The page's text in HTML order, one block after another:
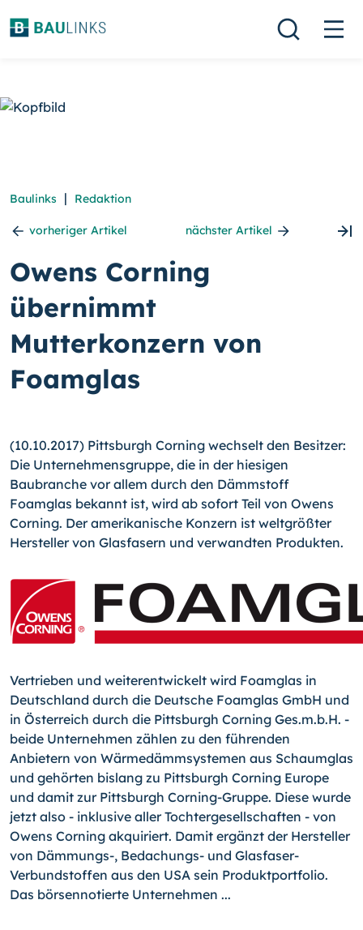
Baulinks | Redaktion
vorheriger Artikel nächster Artikel
Owens Corning
übernimmt
Mutterkonzern von
Foamglas
(10.10.2017) Pittsburgh Corning wechselt den Besitzer:
Die Unternehmensgruppe, die in der hiesigen
Baubranche vor allem durch den Dämmstoff
Foamglas bekannt ist, wird ab sofort Teil von Owens
Corning. Der amerikanische Konzern ist weltgrößter
Hersteller von Glasfasern und verwandten Produkten.
Vertrieben und weiterentwickelt wird Foamglas in
Deutschland durch die Deutsche Foamglas GmbH und
in Österreich durch die Pittsburgh Corning Ges.m.b.H. -
beide Unternehmen zählen zu den führenden
Anbietern von Wärmedämmsystemen aus Schaumglas
und gehörten bislang zu Pittsburgh Corning Europe
und damit zur Pittsburgh Corning-Gruppe. Diese wurde
jetzt also - inklusive aller Tochtergesellschaften - von
Owens Corning akquiriert. Damit ergänzt der Hersteller
von Dämmungs-, Bedachungs- und Glasfaser-
Verbundstoffen aus den USA sein Produktportfolio.
Das börsennotierte Unternehmen ...